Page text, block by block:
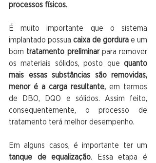
processos físicos.
É muito importante que o sistema
implantado possua caixa de gordura e um
bom tratamento preliminar para remover
os materiais sólidos, posto que quanto
mais essas substâncias são removidas,
menor é a carga resultante, em termos
de DBO, DQO e sólidos. Assim feito,
consequentemente, o processo de
tratamento terá melhor desempenho.
tanque de equalização. Essa etapa é